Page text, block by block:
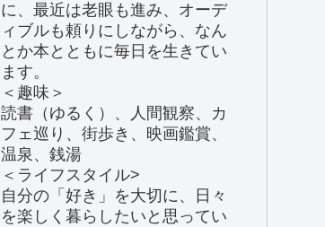
に、最近は老眼も進み、オーデ
ィブルも頼りにしながら、なん
とか本とともに毎日を生きてい
ます。
＜趣味＞
読書（ゆるく）、人間観察、カ
フェ巡り、街歩き、映画鑑賞、
温泉、銭湯
＜ライフスタイル>
自分の「好き」を大切に、日々
を楽しく暮らしたいと思ってい